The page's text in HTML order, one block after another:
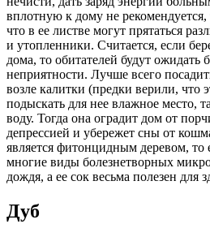
вплотную к дому не
что в ее листве могут прятаться
и утопленники. Считается, если
дома, то обитателей будут ожидать
неприятности. Лучше всего
возле калитки (предки верили, что
подыскать для нее влажное место,
воду. Тогда она оградит дом от
депрессией и убережет сны от
является фитонцидным деревом, то
многие виды болезнетворных
дождя, а ее сок весьма полезен для
Дуб